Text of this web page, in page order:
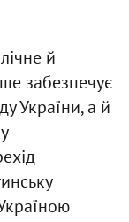
й
забезпечує
України, а й